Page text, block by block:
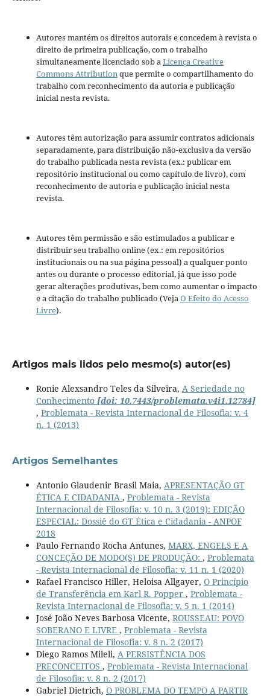
Autores mantém os direitos autorais e concedem à revista o
direito de primeira publicação, com o trabalho
simultaneamente licenciado sob aLicença Creative
Commons Attributionque permite o compartilhamento do
trabalho com reconhecimento da autoria e publicação
inicial nesta revista.
Autores têm autorização para assumir contratos adicionais
separadamente, para distribuição não-exclusiva da versão
do trabalho publicada nesta revista (ex.: publicar em
repositório institucional ou como capítulo de livro), com
reconhecimento de autoria e publicação inicial nesta
revista.
Autores têm permissão e são estimulados a publicar e
distribuir seu trabalho online (ex.: em repositórios
institucionais ou na sua página pessoal) a qualquer ponto
antes ou durante o processo editorial, já que isso pode
gerar alterações produtivas, bem como aumentar o impacto
e a citação do trabalho publicado (VejaO Efeito do Acesso
Livre).
Artigos mais lidos pelo mesmo(s) autor(es)
Ronie Alexsandro Teles da Silveira, A Seriedade no
Conhecimento [doi: 10.7443/problemata.v4i1.12784]
, Problemata - Revista Internacional de Filosofia: v. 4
n. 1 (2013)
Artigos Semelhantes
Antonio Glaudenir Brasil Maia, APRESENTAÇÃO GT
ÉTICA E CIDADANIA , Problemata - Revista
Internacional de Filosofia: v. 10 n. 3 (2019): EDIÇÃO
ESPECIAL: Dossiê do GT Ética e Cidadania - ANPOF
2018
Paulo Fernando Rocha Antunes, MARX, ENGELS E A
CONCEÇÃO DE MODO(S) DE PRODUÇÃO: , Problemata
- Revista Internacional de Filosofia: v. 11 n. 1 (2020)
Rafael Francisco Hiller, Heloisa Allgayer, O Princípio
de Transferência em Karl R. Popper , Problemata -
Revista Internacional de Filosofia: v. 5 n. 1 (2014)
José João Neves Barbosa Vicente, ROUSSEAU: POVO
SOBERANO E LIVRE , Problemata - Revista
Internacional de Filosofia: v. 8 n. 2 (2017)
Diego Ramos Mileli, A PERSISTÊNCIA DOS
PRECONCEITOS , Problemata - Revista Internacional
de Filosofia: v. 8 n. 2 (2017)
Gabriel Dietrich, O PROBLEMA DO TEMPO A PARTIR